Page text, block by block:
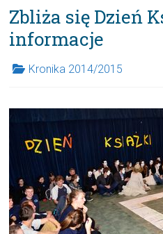
Zbliża się Dzień
informacje
Kronika 2014/2015